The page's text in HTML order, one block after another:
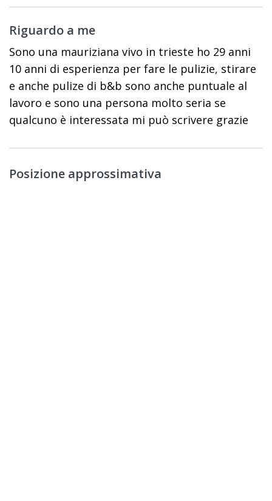
Riguardo a me
Sono una mauriziana vivo in trieste ho 29 anni
10 anni di esperienza per fare le pulizie, stirare
e anche pulize di b&b sono anche puntuale al
lavoro e sono una persona molto seria se
qualcuno è interessata mi può scrivere grazie
Posizione approssimativa